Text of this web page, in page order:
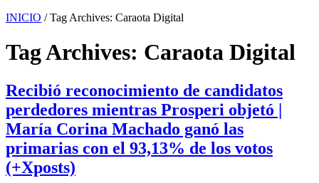
INICIO / Tag Archives: Caraota Digital
Tag Archives: Caraota Digital
Recibió reconocimiento de candidatos
perdedores mientras Prosperi objetó |
María Corina Machado ganó las
primarias con el 93,13% de los votos
(+Xposts)